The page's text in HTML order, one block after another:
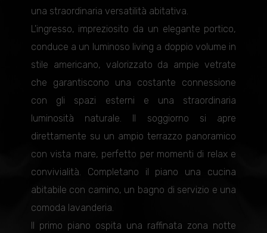
una straordinaria versatilità abitativa.
L'ingresso, impreziosito da un elegante portico,
conduce a un luminoso living a doppio volume in
stile americano, valorizzato da ampie vetrate
che garantiscono una costante connessione
con gli spazi esterni e una straordinaria
luminosità naturale. Il soggiorno si apre
direttamente su un ampio terrazzo panoramico
con vista mare, perfetto per momenti di relax e
convivialità. Completano il piano una cucina
abitabile con camino, un bagno di servizio e una
comoda lavanderia.
Il primo piano ospita una raffinata zona notte